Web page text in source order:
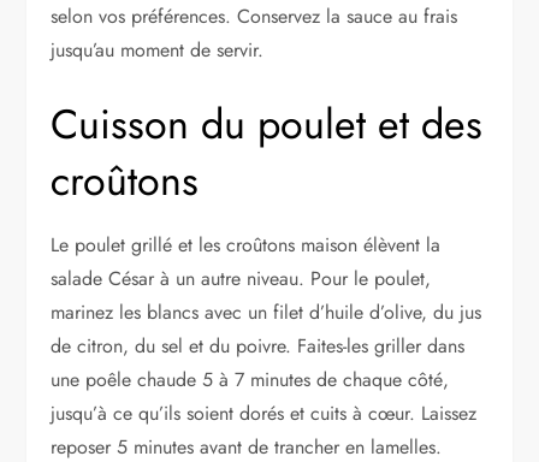
selon vos préférences. Conservez la sauce au frais
jusqu’au moment de servir.
Cuisson du poulet et des
croûtons
Le poulet grillé et les croûtons maison élèvent la
salade César à un autre niveau. Pour le poulet,
marinez les blancs avec un filet d’huile d’olive, du jus
de citron, du sel et du poivre. Faites-les griller dans
une poêle chaude 5 à 7 minutes de chaque côté,
jusqu’à ce qu’ils soient dorés et cuits à cœur. Laissez
reposer 5 minutes avant de trancher en lamelles.